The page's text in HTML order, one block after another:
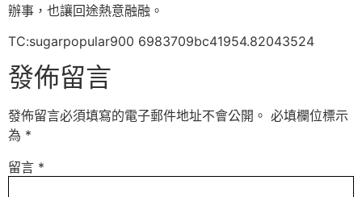
辦事，也讓回途熱意融融。
TC:sugarpopular900 6983709bc41954.82043524
發佈留言
發佈留言必須填寫的電子郵件地址不會公開。 必填欄位標示
為 *
留言 *